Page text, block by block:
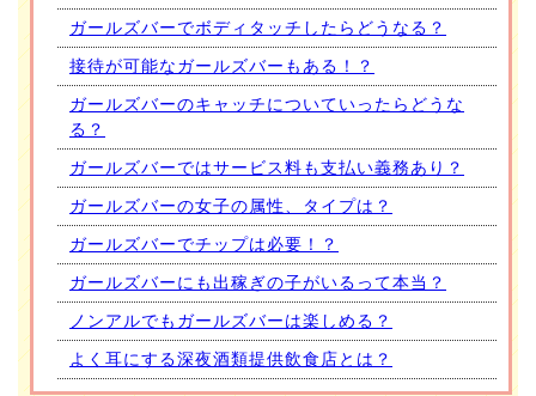
ガールズバーでボディタッチしたらどうなる？
接待が可能なガールズバーもある！？
ガールズバーのキャッチについていったらどうな
る？
ガールズバーではサービス料も支払い義務あり？
ガールズバーの女子の属性、タイプは？
ガールズバーでチップは必要！？
ガールズバーにも出稼ぎの子がいるって本当？
ノンアルでもガールズバーは楽しめる？
よく耳にする深夜酒類提供飲食店とは？